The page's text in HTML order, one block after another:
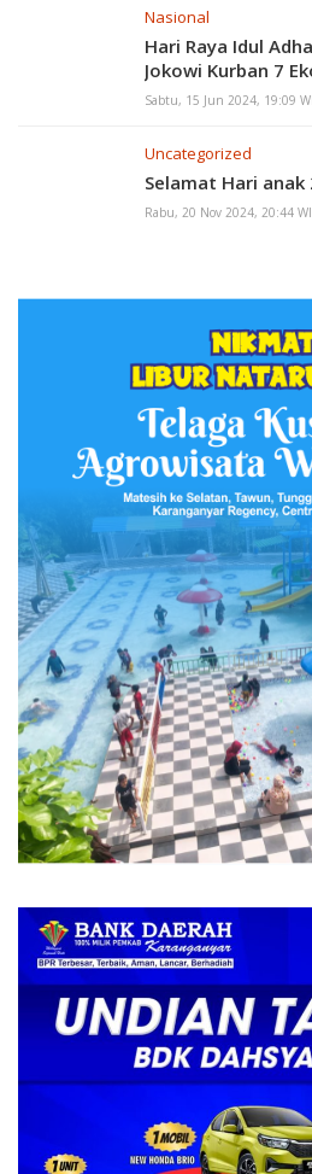
Nasional
Hari Raya Idul
Jokowi Kurban 7
Sabtu, 15 Jun 2024, 19:09
Uncategorized
Selamat Hari anak
Rabu, 20 Nov 2024, 20:44